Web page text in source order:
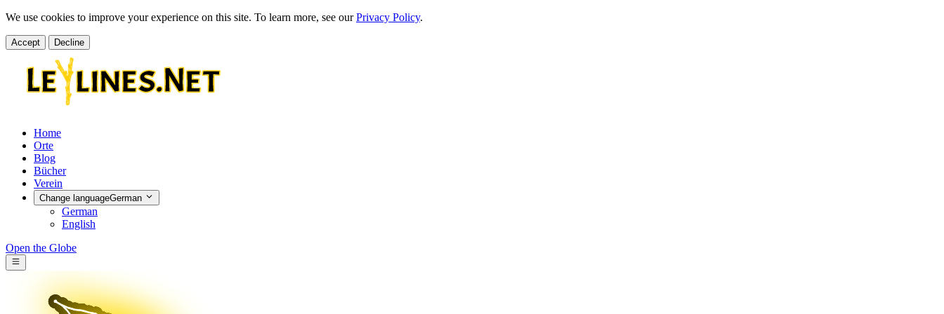
We use cookies to improve your experience on this site. To learn more, see ourPrivacy Policy.
Accept Decline
Home
Orte
Blog
Bücher
Verein
Change languageGerman
German
English
Open the Globe